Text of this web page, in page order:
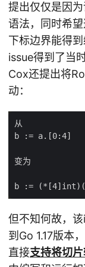
提出仅仅是因
语法，同时希
下标边界能得
issue得到了当
Cox还提出将
动：
但不知何故，
到Go 1.17版本
直接支持将切